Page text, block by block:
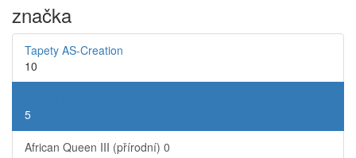
značka
Tapety AS-Creation
10
5
African Queen III (přírodní) 0